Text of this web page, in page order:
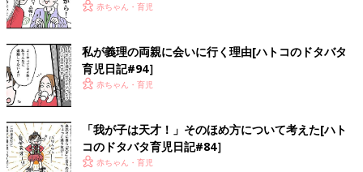
赤ちゃん・育児
私が義理の両親に会いに行く理由[ハトコのドタバタ
育児日記#94］
赤ちゃん・育児
「我が子は天才！」そのほめ方について考えた[ハト
コのドタバタ育児日記#84］
赤ちゃん・育児